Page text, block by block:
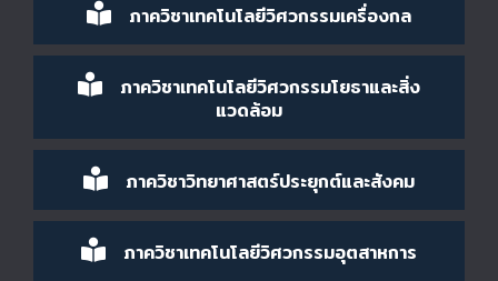
ภาควิชาเทคโนโลยีวิศวกรรมเครื่องกล
ภาควิชาเทคโนโลยีวิศวกรรมโยธาและสิ่ง
แวดล้อม
ภาควิชาวิทยาศาสตร์ประยุกต์และสังคม
ภาควิชาเทคโนโลยีวิศวกรรมอุตสาหการ